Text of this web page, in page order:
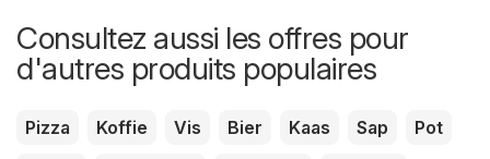
Consultez aussi les offres pour
d'autres produits populaires
Pizza Koffie Vis Bier Kaas Sap
Pot